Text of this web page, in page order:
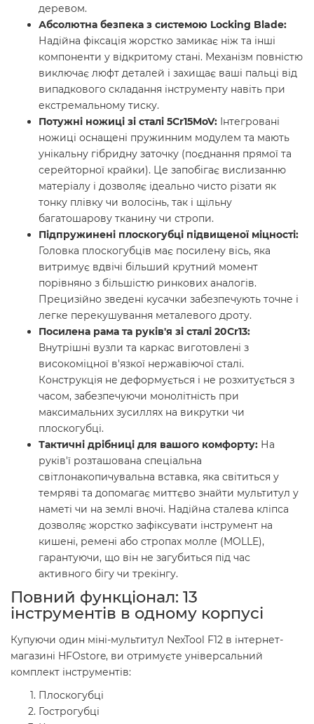
деревом.
Абсолютна безпека з системою Locking Blade:
Надійна фіксація жорстко замикає ніж та інші
компоненти у відкритому стані. Механізм повністю
виключає люфт деталей і захищає ваші пальці від
випадкового складання інструменту навіть при
екстремальному тиску.
Потужні ножиці зі сталі 5Cr15MoV: Інтегровані
ножиці оснащені пружинним модулем та мають
унікальну гібридну заточку (поєднання прямої та
серейторної крайки). Це запобігає вислизанню
матеріалу і дозволяє ідеально чисто різати як
тонку плівку чи волосінь, так і щільну
багатошарову тканину чи стропи.
Підпружинені плоскогубці підвищеної міцності:
Головка плоскогубців має посилену вісь, яка
витримує вдвічі більший крутний момент
порівняно з більшістю ринкових аналогів.
Прецизійно зведені кусачки забезпечують точне і
легке перекушування металевого дроту.
Посилена рама та руків'я зі сталі 20Cr13:
Внутрішні вузли та каркас виготовлені з
високоміцної в'язкої нержавіючої сталі.
Конструкція не деформується і не розхитується з
часом, забезпечуючи монолітність при
максимальних зусиллях на викрутки чи
плоскогубці.
Тактичні дрібниці для вашого комфорту: На
руків'ї розташована спеціальна
світлонакопичувальна вставка, яка світиться у
темряві та допомагає миттєво знайти мультитул у
наметі чи на землі вночі. Надійна сталева кліпса
дозволяє жорстко зафіксувати інструмент на
кишені, ремені або стропах молле (MOLLE),
гарантуючи, що він не загубиться під час
активного бігу чи трекінгу.
Повний функціонал: 13
інструментів в одному корпусі
Купуючи один міні-мультитул NexTool F12 в інтернет-
магазині HFOstore, ви отримуєте універсальний
комплект інструментів:
Плоскогубці
Гострогубці